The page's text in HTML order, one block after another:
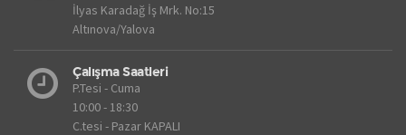
İlyas Karadağ İş Mrk. No:15
Altınova/Yalova
Çalışma Saatleri
P.Tesi - Cuma
10:00 - 18:30
C.tesi - Pazar KAPALI